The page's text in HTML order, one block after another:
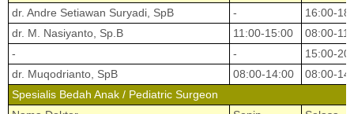
dr. Andre Setiawan Suryadi, SpB
-
16:00-
dr. M. Nasiyanto, Sp.B
11:00-15:00
08:00-
-
-
15:00-
dr. Muqodrianto, SpB
08:00-14:00
08:00-
Spesialis Bedah Anak / Pediatric Surgeon